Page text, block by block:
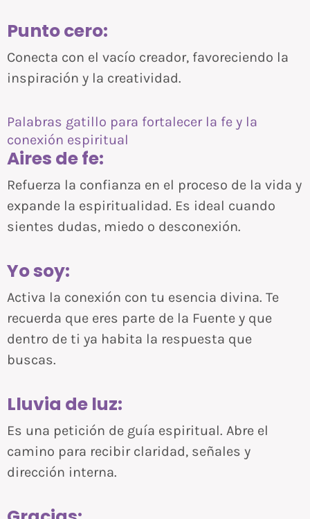
Punto cero:
Conecta con el vacío creador, favoreciendo la
inspiración y la creatividad.
Palabras gatillo para fortalecer la fe y la
conexión espiritual
Aires de fe:
Refuerza la confianza en el proceso de la vida y
expande la espiritualidad. Es ideal cuando
sientes dudas, miedo o desconexión.
Yo soy:
Activa la conexión con tu esencia divina. Te
recuerda que eres parte de la Fuente y que
dentro de ti ya habita la respuesta que
buscas.
Lluvia de luz:
Es una petición de guía espiritual. Abre el
camino para recibir claridad, señales y
dirección interna.